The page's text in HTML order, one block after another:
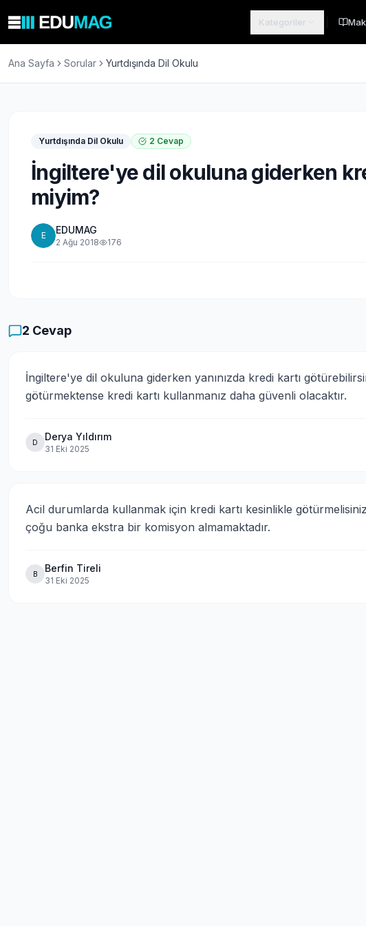
Kategoriler
Ana Sayfa Sorular Yurtdışında Dil Okulu
Yurtdışında Dil Okulu 2 Cevap
İngiltere'ye dil okuluna giderken
miyim?
E EDUMAG
2 Ağu 2018 176
2 Cevap
İngiltere'ye dil okuluna giderken yanınızda kredi kartı
götürmektense kredi kartı kullanmanız daha güvenli olacaktır.
D Derya Yıldırım
31 Eki 2025
Acil durumlarda kullanmak için kredi kartı kesinlikle
çoğu banka ekstra bir komisyon almamaktadır.
B Berfin Tireli
31 Eki 2025